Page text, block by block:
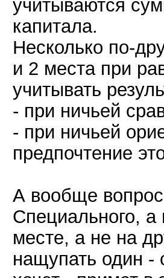
учитываются
капитала.
Несколько по-
и 2 места при
учитывать
- при ничьей
- при ничьей
предпочтение
А вообще
Специального, а
месте, а не на
нащупать один -